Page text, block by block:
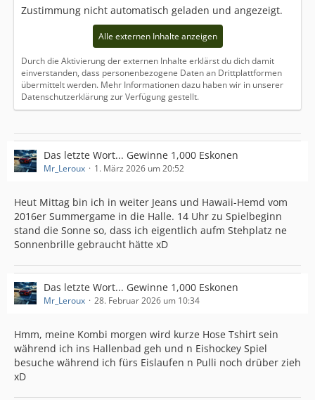
Zustimmung nicht automatisch geladen und angezeigt.
Alle externen Inhalte anzeigen
Durch die Aktivierung der externen Inhalte erklärst du dich damit
einverstanden, dass personenbezogene Daten an Drittplattformen
übermittelt werden. Mehr Informationen dazu haben wir in unserer
Datenschutzerklärung zur Verfügung gestellt.
Das letzte Wort... Gewinne 1,000 Eskonen
Mr_Leroux 1. März 2026 um 20:52
Heut Mittag bin ich in weiter Jeans und Hawaii-Hemd vom
2016er Summergame in die Halle. 14 Uhr zu Spielbeginn
stand die Sonne so, dass ich eigentlich aufm Stehplatz ne
Sonnenbrille gebraucht hätte xD
Das letzte Wort... Gewinne 1,000 Eskonen
Mr_Leroux 28. Februar 2026 um 10:34
Hmm, meine Kombi morgen wird kurze Hose Tshirt sein
während ich ins Hallenbad geh und n Eishockey Spiel
besuche während ich fürs Eislaufen n Pulli noch drüber zieh
xD